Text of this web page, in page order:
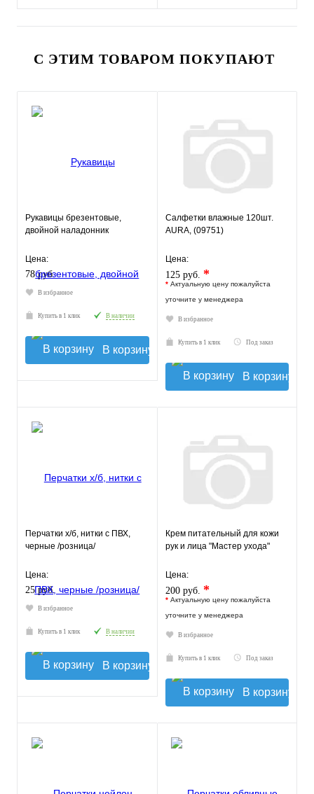
С ЭТИМ ТОВАРОМ ПОКУПАЮТ
Рукавицы брезентовые,
двойной наладонник
Цена:
78 руб.
В избранное
Купить в 1 клик В наличии
В корзину
Салфетки влажные 120шт.
AURA, (09751)
Цена:
125 руб. *
* Актуальную цену пожалуйста
уточните у менеджера
В избранное
Купить в 1 клик Под заказ
В корзину
Перчатки х/б, нитки с ПВХ,
черные /розница/
Цена:
25 руб.
В избранное
Купить в 1 клик В наличии
В корзину
Крем питательный для кожи
рук и лица "Мастер ухода"
Цена:
200 руб. *
* Актуальную цену пожалуйста
уточните у менеджера
В избранное
Купить в 1 клик Под заказ
В корзину